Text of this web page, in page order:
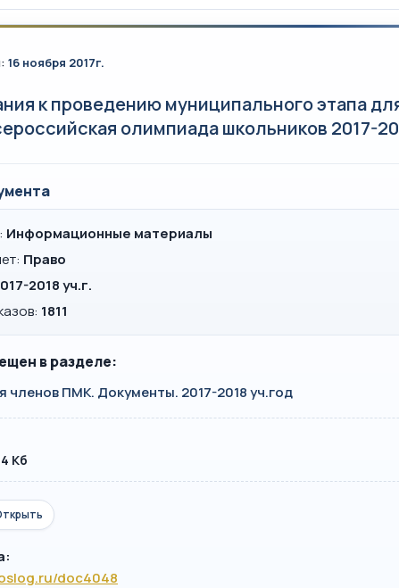
16 ноября 2017г.
к проведению муниципального этапа
олимпиада школьников 2017-
Информационные материалы
Право
2018 уч.г.
1811
в разделе:
членов ПМК. Документы. 2017-2018 уч.год
Кб
doc4048